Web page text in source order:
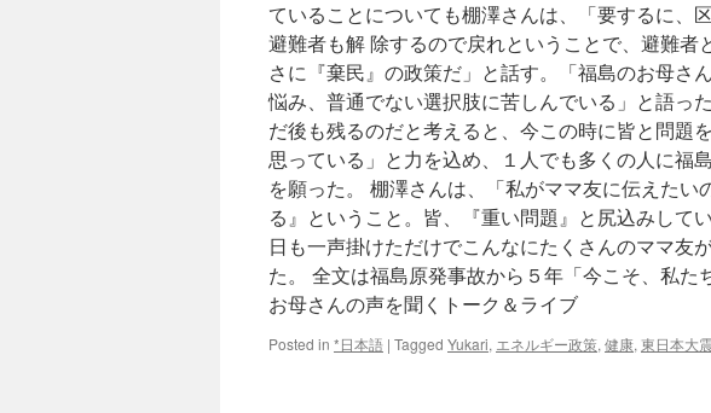
ていることについても棚澤さんは、「要するに、
避難者も解 除するので戻れということで、避難者
さに『棄民』の政策だ」と話す。「福島のお母さ
悩み、普通でない選択肢に苦しんでいる」と語っ
だ後も残るのだと考えると、今この時に皆と問題
思っている」と力を込め、１人でも多くの人に福
を願った。 棚澤さんは、「私がママ友に伝えた
る』ということ。皆、『重い問題』と尻込みして
日も一声掛けただけでこんなにたくさんのママ友
た。 全文は福島原発事故から５年「今こそ、私
お母さんの声を聞くトーク＆ライブ
Posted in *日本語 | Tagged Yukari, エネルギー政策, 健康, 東日本大